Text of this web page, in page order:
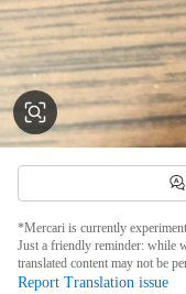
*Mercari is currently
Just a friendly reminder: while
translated content may not be
Report Translation issue